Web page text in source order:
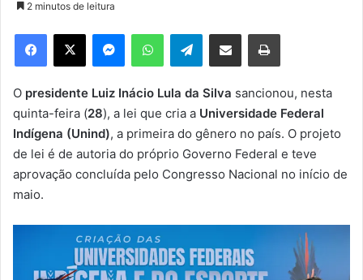
e
m
e
-
m
a
2 minutos de leitura
Telegram
O presidente Luiz Inácio Lula da Silva sancionou, nesta
quinta-feira (28), a lei que cria a Universidade Federal
Indígena (Unind), a primeira do gênero no país. O projeto
de lei é de autoria do próprio Governo Federal e teve
aprovação concluída pelo Congresso Nacional no início de
maio.